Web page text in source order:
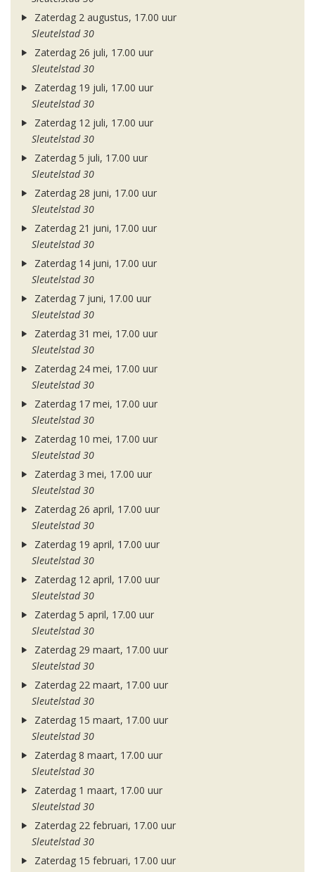
Zaterdag 2 augustus, 17.00 uur
Sleutelstad 30
Zaterdag 26 juli, 17.00 uur
Sleutelstad 30
Zaterdag 19 juli, 17.00 uur
Sleutelstad 30
Zaterdag 12 juli, 17.00 uur
Sleutelstad 30
Zaterdag 5 juli, 17.00 uur
Sleutelstad 30
Zaterdag 28 juni, 17.00 uur
Sleutelstad 30
Zaterdag 21 juni, 17.00 uur
Sleutelstad 30
Zaterdag 14 juni, 17.00 uur
Sleutelstad 30
Zaterdag 7 juni, 17.00 uur
Sleutelstad 30
Zaterdag 31 mei, 17.00 uur
Sleutelstad 30
Zaterdag 24 mei, 17.00 uur
Sleutelstad 30
Zaterdag 17 mei, 17.00 uur
Sleutelstad 30
Zaterdag 10 mei, 17.00 uur
Sleutelstad 30
Zaterdag 3 mei, 17.00 uur
Sleutelstad 30
Zaterdag 26 april, 17.00 uur
Sleutelstad 30
Zaterdag 19 april, 17.00 uur
Sleutelstad 30
Zaterdag 12 april, 17.00 uur
Sleutelstad 30
Zaterdag 5 april, 17.00 uur
Sleutelstad 30
Zaterdag 29 maart, 17.00 uur
Sleutelstad 30
Zaterdag 22 maart, 17.00 uur
Sleutelstad 30
Zaterdag 15 maart, 17.00 uur
Sleutelstad 30
Zaterdag 8 maart, 17.00 uur
Sleutelstad 30
Zaterdag 1 maart, 17.00 uur
Sleutelstad 30
Zaterdag 22 februari, 17.00 uur
Sleutelstad 30
Zaterdag 15 februari, 17.00 uur